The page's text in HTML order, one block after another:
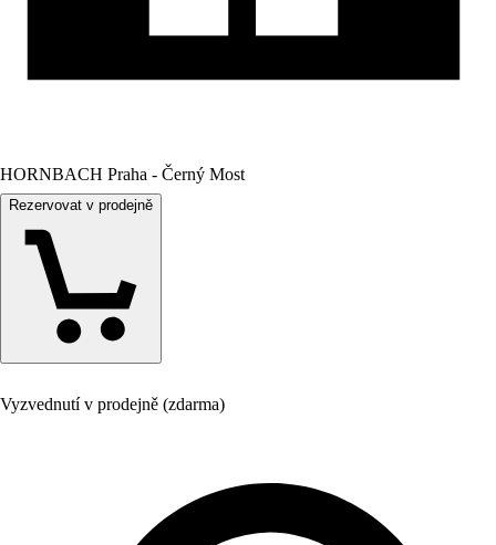
HORNBACH Praha - Černý Most
Rezervovat v prodejně
Vyzvednutí v prodejně (zdarma)